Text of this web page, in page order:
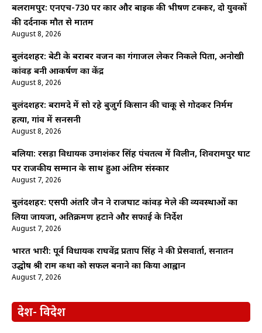
बलरामपुर: एनएच-730 पर कार और बाइक की भीषण टक्कर, दो युवकों
की दर्दनाक मौत से मातम
August 8, 2026
बुलंदशहर: बेटी के बराबर वजन का गंगाजल लेकर निकले पिता, अनोखी
कांवड़ बनी आकर्षण का केंद्र
August 8, 2026
बुलंदशहर: बरामदे में सो रहे बुजुर्ग किसान की चाकू से गोदकर निर्मम
हत्या, गांव में सनसनी
August 8, 2026
बलिया: रसड़ा विधायक उमाशंकर सिंह पंचतत्व में विलीन, शिवरामपुर घाट
पर राजकीय सम्मान के साथ हुआ अंतिम संस्कार
August 7, 2026
बुलंदशहर: एसपी अंतरिक्ष जैन ने राजघाट कांवड़ मेले की व्यवस्थाओं का
लिया जायजा, अतिक्रमण हटाने और सफाई के निर्देश
August 7, 2026
भारत भारी: पूर्व विधायक राघवेंद्र प्रताप सिंह ने की प्रेसवार्ता, सनातन
उद्घोष श्री राम कथा को सफल बनाने का किया आह्वान
August 7, 2026
देश- विदेश